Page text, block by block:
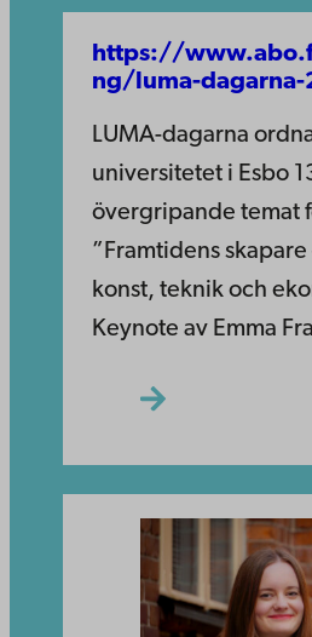
https://
ng/luma-
LUMA-dagarna
universitetet i Esbo
övergripande temat
”Framtidens
konst, teknik och
Keynote av Emma